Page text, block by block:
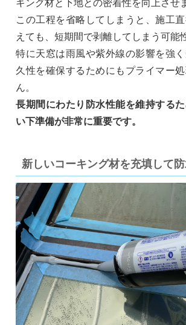
キング材と下地との密着性を向上させ
この工程を省略してしまうと、施工
えても、短期間で剥離してしまう可能
特に天窓は雨風や紫外線の影響を強
久性を確保するためにもプライマー
ん。
長期間にわたり防水性能を維持する
い下準備が非常に重要です。
新しいコーキング材を充填して